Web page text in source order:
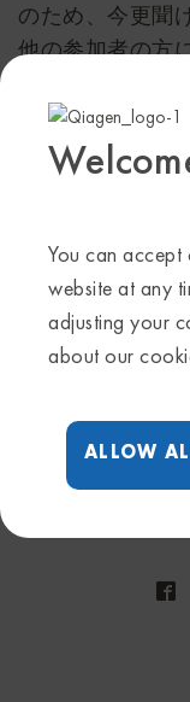
You can accept
website at any
adjusting your
about our
ALLOW
のため、今更聞
他の参加者の方
さい。
Upcoming
【ご好評につ
on-one tutorial